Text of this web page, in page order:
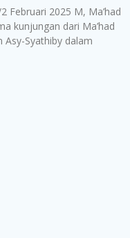
Februari 2025 M, Ma’had
kunjungan dari Ma’had
Asy-Syathiby dalam